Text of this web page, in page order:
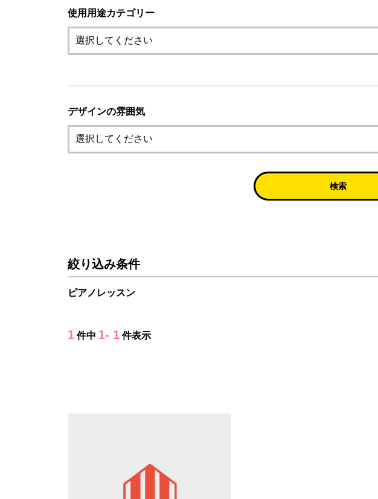
使用用途カテゴリー
デザインの雰囲気
検索
絞り込み条件
ピアノレッスン
1 件中 1- 1 件表示